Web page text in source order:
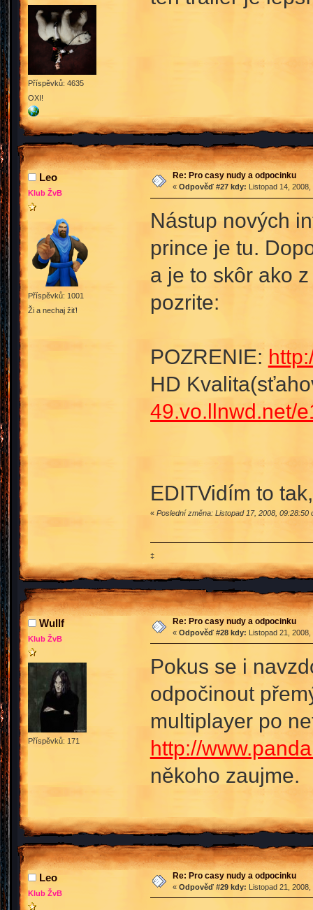
Příspěvků: 4635
OXI!
Leo
Klub ŽvB
Příspěvků: 1001
Ži a nechaj žiť!
Re: Pro casy nudy a odpocinku
« Odpověď #27 kdy: Listopad 14,
Nástup nových
prince je tu.
a je to skôr ako
pozrite:
POZRENIE:
HD
49.vo.llnwd.net/
EDITVidím to
« Poslední změna: Listopad 17, 2008, 09:28:50
‡
Wullf
Klub ŽvB
Příspěvků: 171
Re: Pro casy nudy a odpocinku
« Odpověď #28 kdy: Listopad 21,
Pokus se i
odpočinout
multiplayer po
http://
někoho zaujme.
Leo
Klub ŽvB
Re: Pro casy nudy a odpocinku
« Odpověď #29 kdy: Listopad 21,